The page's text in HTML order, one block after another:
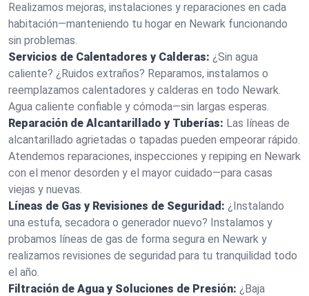
Realizamos mejoras, instalaciones y reparaciones en cada
habitación—manteniendo tu hogar en Newark funcionando
sin problemas.
Servicios de Calentadores y Calderas: ¿Sin agua
caliente? ¿Ruidos extraños? Reparamos, instalamos o
reemplazamos calentadores y calderas en todo Newark.
Agua caliente confiable y cómoda—sin largas esperas.
Reparación de Alcantarillado y Tuberías: Las líneas de
alcantarillado agrietadas o tapadas pueden empeorar rápido.
Atendemos reparaciones, inspecciones y repiping en Newark
con el menor desorden y el mayor cuidado—para casas
viejas y nuevas.
Líneas de Gas y Revisiones de Seguridad: ¿Instalando
una estufa, secadora o generador nuevo? Instalamos y
probamos líneas de gas de forma segura en Newark y
realizamos revisiones de seguridad para tu tranquilidad todo
el año.
Filtración de Agua y Soluciones de Presión: ¿Baja